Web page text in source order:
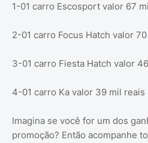
1-01 carro Escosport valor 67
2-01 carro Focus Hatch valor
3-01 carro Fiesta Hatch valor
4-01 carro Ka valor 39 mil reais
Imagina se você for um dos
promoção? Então acompanhe